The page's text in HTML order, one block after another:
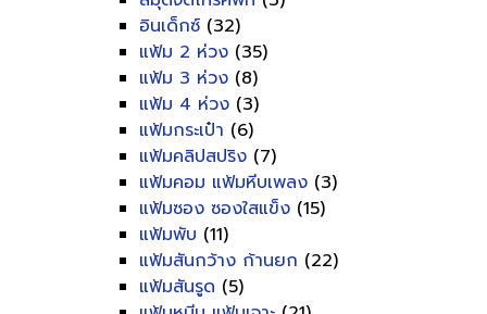
อินเด็กซ์ (32)
แฟ้ม 2 ห่วง (35)
แฟ้ม 3 ห่วง (8)
แฟ้ม 4 ห่วง (3)
แฟ้มกระเป๋า (6)
แฟ้มคลิปสปริง (7)
แฟ้มคอม แฟ้มหีบเพลง (3)
แฟ้มซอง ซองใสแข็ง (15)
แฟ้มพับ (11)
แฟ้มสันกว้าง ก้านยก (22)
แฟ้มสันรูด (5)